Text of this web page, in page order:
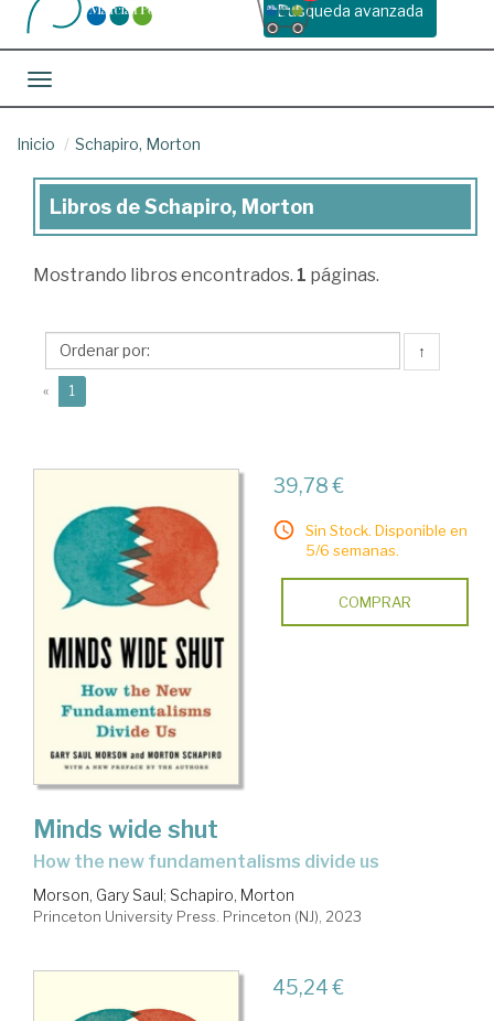
Busqueda avanzada
Toggle navigation
Inicio Schapiro, Morton
Libros
Schapiro,
Libros de Schapiro, Morton
Mostrando libros encontrados. 1 páginas.
↑
« 1
39,78 €
Sin Stock. Disponible en
5/6 semanas.
COMPRAR
Minds wide shut
how the new fundamentalisms divide us
Morson, Gary Saul; Schapiro, Morton
Princeton University Press. Princeton (NJ), 2023
45,24 €